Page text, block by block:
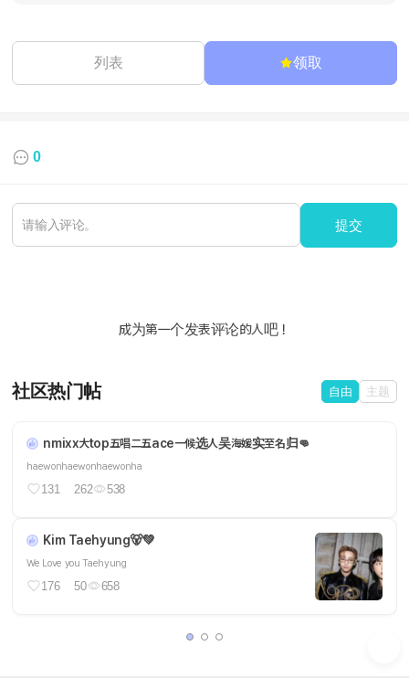
列表 领取
0
提交
成为第一个发表评论的人吧！
社区热门帖 自由 主题
nmixx大top五唱二五ace一候选人吴海媛实至名归👊
haewonhaewonhaewonha
131 262 538
Kim Taehyung🐻‍💚
We Love you Taehyung
176 50 658